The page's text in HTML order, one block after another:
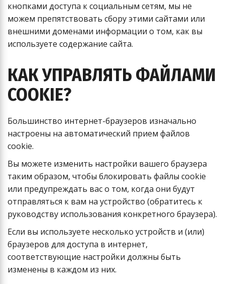
кнопками доступа к социальным сетям, мы не
можем препятствовать сбору этими сайтами или
внешними доменами информации о том, как вы
используете содержание сайта.
КАК УПРАВЛЯТЬ ФАЙЛАМИ
COOKIE?
Большинство интернет-браузеров изначально
настроены на автоматический прием файлов
cookie.
Вы можете изменить настройки вашего браузера
таким образом, чтобы блокировать файлы cookie
или предупреждать вас о том, когда они будут
отправляться к вам на устройство (обратитесь к
руководству использования конкретного браузера).
Если вы используете несколько устройств и (или)
браузеров для доступа в интернет,
соответствующие настройки должны быть
изменены в каждом из них.